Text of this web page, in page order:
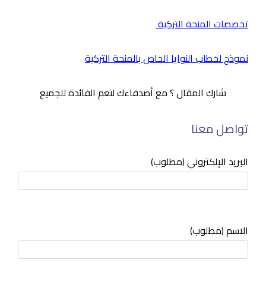
تخصصات المنحة التركية
نموذج لخطاب النوايا الخاص بالمنحة التركية
شارك المقال ؟ مع أصدقاءك لتعم الفائدة للجميع
تواصل معنا
البريد الإلكتروني (مطلوب)
الاسم (مطلوب)